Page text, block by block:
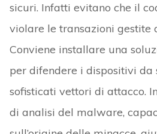
sicuri. Infatti evitano che il
violare le transazioni gestite
Conviene installare una
per difendere i dispositivi da
sofisticati vettori di attacco.
di analisi del malware,